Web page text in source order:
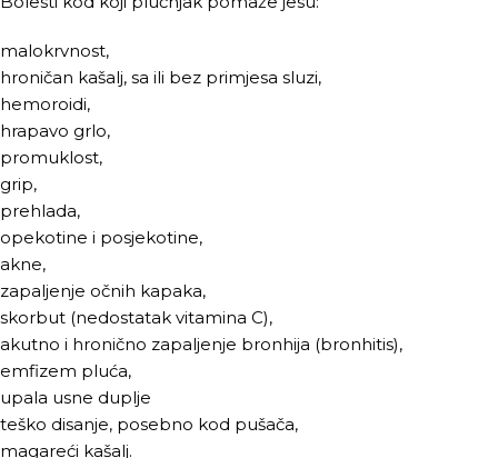
malokrvnost,
hroničan kašalj, sa ili bez primjesa sluzi,
hemoroidi,
hrapavo grlo,
promuklost,
grip,
prehlada,
opekotine i posjekotine,
akne,
zapaljenje očnih kapaka,
skorbut (nedostatak vitamina C),
akutno i hronično zapaljenje bronhija (bronhitis),
emfizem pluća,
upala usne duplje
teško disanje, posebno kod pušača,
magareći kašalj.